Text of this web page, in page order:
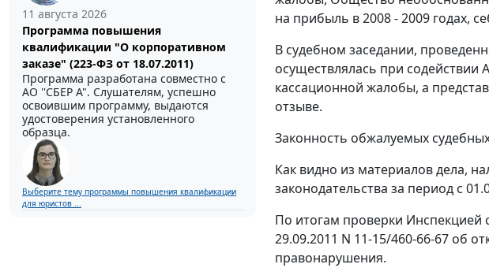
11 августа 2026
Программа повышения
квалификации "О корпоративном
заказе" (223-ФЗ от 18.07.2011)
Программа разработана совместно с
АО ''СБЕР А". Слушателям, успешно
освоившим программу, выдаются
удостоверения установленного
образца.
Выберите тему программы повышения квалификации
для юристов ...
на прибыль в 2008 - 2009 годах,
В судебном заседании,
осуществлялась при содействии
кассационной жалобы, а
отзыве.
Законность обжалуемых
Как видно из материалов дела,
законодательства за период с
По итогам проверки Инспекцией
29.09.2011 N 11-15/460-66-67 об
правонарушения.